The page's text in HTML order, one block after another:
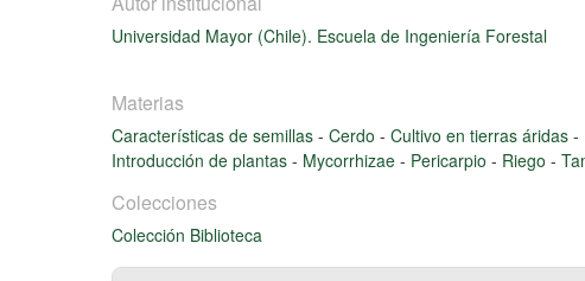
Universidad Mayor (Chile). Escuela de Ingeniería Forestal
Materias
Características de semillas - Cerdo - Cultivo en tierras áridas -
Introducción de plantas - Mycorrhizae - Pericarpio - Riego -
Colecciones
Colección Biblioteca